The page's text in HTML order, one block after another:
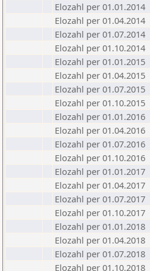
Elozahl per 01.01.2014
Elozahl per 01.04.2014
Elozahl per 01.07.2014
Elozahl per 01.10.2014
Elozahl per 01.01.2015
Elozahl per 01.04.2015
Elozahl per 01.07.2015
Elozahl per 01.10.2015
Elozahl per 01.01.2016
Elozahl per 01.04.2016
Elozahl per 01.07.2016
Elozahl per 01.10.2016
Elozahl per 01.01.2017
Elozahl per 01.04.2017
Elozahl per 01.07.2017
Elozahl per 01.10.2017
Elozahl per 01.01.2018
Elozahl per 01.04.2018
Elozahl per 01.07.2018
Elozahl per 01.10.2018